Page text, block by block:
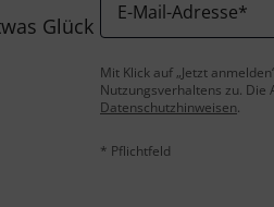
Glück
E-Mail-Adresse*
Mit Klick auf „Jetzt
Nutzungsverhaltens zu.
Datenschutzhinweisen.
* Pflichtfeld